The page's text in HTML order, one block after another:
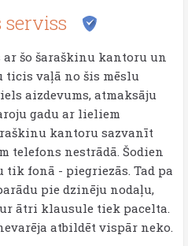
ar šo šaraškinu kantoru un
ticis vaļā no šis mēslu
aizdevums, atmaksāju
gadu ar lieliem
kantoru sazvanīt
telefons nestrādā. Šodien
fonā - piegriezās. Tad pa
pie dzinēju nodaļu,
ātri klausule tiek pacelta.
atbildēt vispār neko.